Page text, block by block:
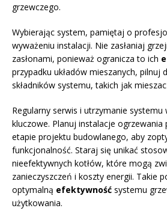
grzewczego.
Wybierając system, pamiętaj o
wyważeniu instalacji. Nie zasłaniaj
zasłonami, ponieważ ogranicza to ich
przypadku układów mieszanych, pilnuj
składników systemu, takich jak
Regularny serwis i utrzymanie
kluczowe. Planuj instalacje ogrzewania
etapie projektu budowlanego, aby
funkcjonalność. Staraj się unikać
nieefektywnych kotłów, które mogą
zanieczyszczeń i koszty energii. Takie
optymalną efektywność systemu
użytkowania.